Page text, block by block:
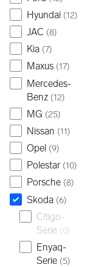
Hyundai (12)
JAC (8)
Kia (7)
Maxus (17)
Mercedes-
Benz (12)
MG (25)
Nissan (11)
Opel (9)
Polestar (10)
Porsche (8)
Skoda (6)
Citigo-
Serie (0)
Enyaq-
Serie (5)